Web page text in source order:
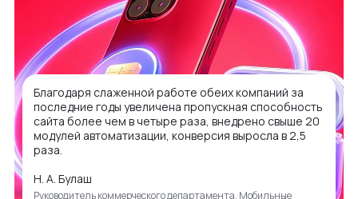
Благодаря слаженной работе обеих компаний за
последние годы увеличена пропускная способность
сайта более чем в четыре раза, внедрено свыше 20
модулей автоматизации, конверсия выросла в 2,5
раза.
Н. А. Булаш
Руководитель коммерческого департамента, Мобильные